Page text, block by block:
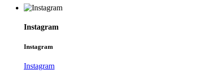
Instagram
Instagram
Instagram